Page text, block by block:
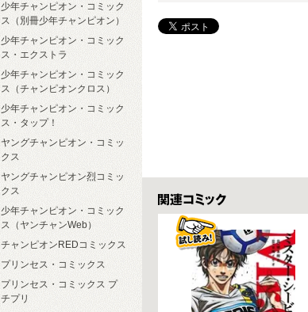
関連コミックス
少年チャンピオン・コミック
ス（別冊少年チャンピオン）
少年チャンピオン・コミック
ス・エクストラ
少年チャンピオン・コミック
ス（チャンピオンクロス）
少年チャンピオン・コミック
ス・タップ！
ヤングチャンピオン・コミッ
クス
ヤングチャンピオン烈コミッ
クス
少年チャンピオン・コミック
ス（ヤンチャンWeb）
チャンピオンREDコミックス
プリンセス・コミックス
プリンセス・コミックス プ
チプリ